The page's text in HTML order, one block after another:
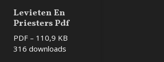
Levieten En
Priesters Pdf
PDF – 110,9 KB
316 downloads